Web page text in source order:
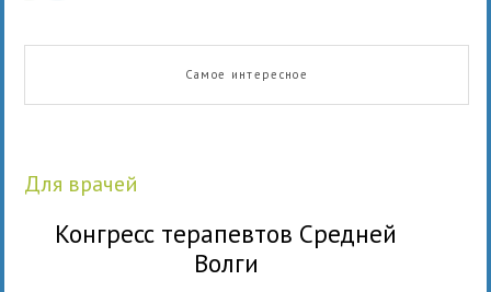
Самое интересное
для врачей
Конгресс терапевтов Средней
Волги